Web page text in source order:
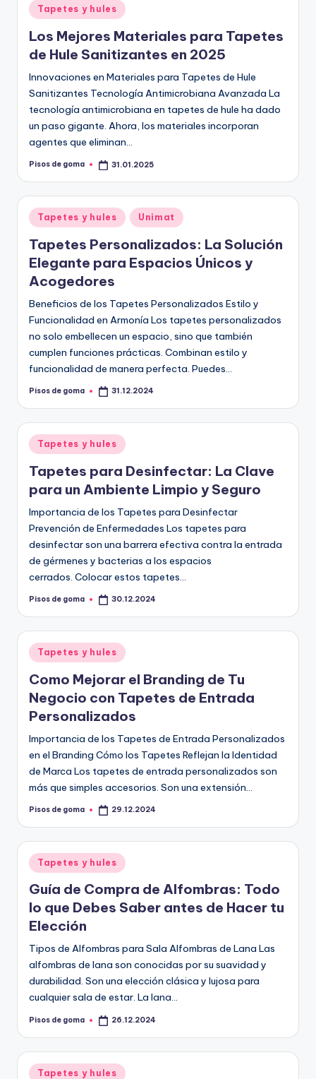
Publicado
en
Tapetes y hules
Los Mejores Materiales para Tapetes
de Hule Sanitizantes en 2025
Innovaciones en Materiales para Tapetes de Hule
Sanitizantes Tecnología Antimicrobiana Avanzada La
tecnología antimicrobiana en tapetes de hule ha dado
un paso gigante. Ahora, los materiales incorporan
agentes que eliminan…
Publicado
Pisos de goma 31.01.2025
Publicado
en
Tapetes y hules Unimat
Tapetes Personalizados: La Solución
Elegante para Espacios Únicos y
Acogedores
Beneficios de los Tapetes Personalizados Estilo y
Funcionalidad en Armonía Los tapetes personalizados
no solo embellecen un espacio, sino que también
cumplen funciones prácticas. Combinan estilo y
funcionalidad de manera perfecta. Puedes…
Publicado
Pisos de goma 31.12.2024
Publicado
en
Tapetes y hules
Tapetes para Desinfectar: La Clave
para un Ambiente Limpio y Seguro
Importancia de los Tapetes para Desinfectar
Prevención de Enfermedades Los tapetes para
desinfectar son una barrera efectiva contra la entrada
de gérmenes y bacterias a los espacios
cerrados. Colocar estos tapetes…
Publicado
Pisos de goma 30.12.2024
Publicado
en
Tapetes y hules
Como Mejorar el Branding de Tu
Negocio con Tapetes de Entrada
Personalizados
Importancia de los Tapetes de Entrada Personalizados
en el Branding Cómo los Tapetes Reflejan la Identidad
de Marca Los tapetes de entrada personalizados son
más que simples accesorios. Son una extensión…
Publicado
Pisos de goma 29.12.2024
Publicado
en
Tapetes y hules
Guía de Compra de Alfombras: Todo
lo que Debes Saber antes de Hacer tu
Elección
Tipos de Alfombras para Sala Alfombras de Lana Las
alfombras de lana son conocidas por su suavidad y
durabilidad. Son una elección clásica y lujosa para
cualquier sala de estar. La lana…
Publicado
Pisos de goma 26.12.2024
Publicado
Tapetes y hules